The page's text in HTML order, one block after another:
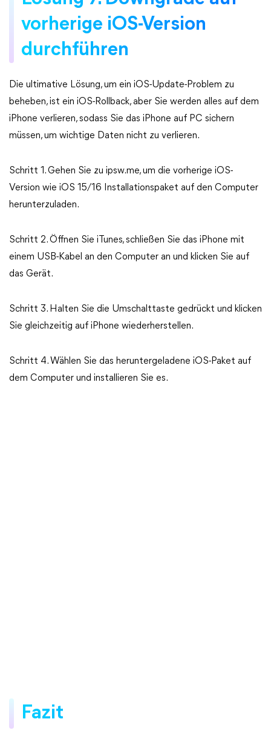
vorherige iOS-Version
durchführen
Die ultimative Lösung, um ein iOS-Update-Problem zu
beheben, ist ein iOS-Rollback, aber Sie werden alles auf dem
iPhone verlieren, sodass Sie das iPhone auf PC sichern
müssen, um wichtige Daten nicht zu verlieren.
Schritt 1. Gehen Sie zu ipsw.me, um die vorherige iOS-
Version wie iOS 15/16 Installationspaket auf den Computer
herunterzuladen.
Schritt 2. Öffnen Sie iTunes, schließen Sie das iPhone mit
einem USB-Kabel an den Computer an und klicken Sie auf
das Gerät.
Schritt 3. Halten Sie die Umschalttaste gedrückt und klicken
Sie gleichzeitig auf iPhone wiederherstellen.
Schritt 4. Wählen Sie das heruntergeladene iOS-Paket auf
dem Computer und installieren Sie es.
Fazit